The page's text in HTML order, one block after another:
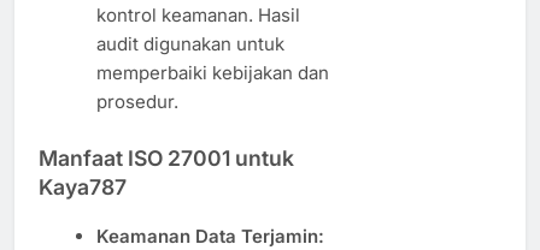
kontrol keamanan. Hasil
audit digunakan untuk
memperbaiki kebijakan dan
prosedur.
Manfaat ISO 27001 untuk
Kaya787
Keamanan Data Terjamin: